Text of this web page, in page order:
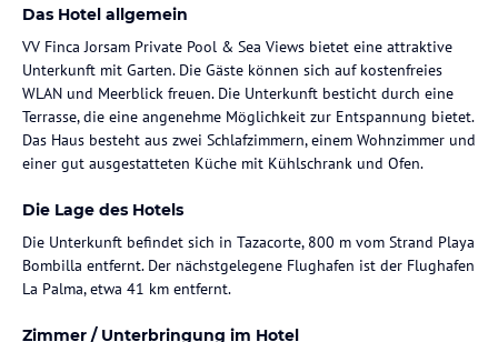
Das Hotel allgemein
VV Finca Jorsam Private Pool & Sea Views bietet eine attraktive
Unterkunft mit Garten. Die Gäste können sich auf kostenfreies
WLAN und Meerblick freuen. Die Unterkunft besticht durch eine
Terrasse, die eine angenehme Möglichkeit zur Entspannung bietet.
Das Haus besteht aus zwei Schlafzimmern, einem Wohnzimmer und
einer gut ausgestatteten Küche mit Kühlschrank und Ofen.
Die Lage des Hotels
Die Unterkunft befindet sich in Tazacorte, 800 m vom Strand Playa
Bombilla entfernt. Der nächstgelegene Flughafen ist der Flughafen
La Palma, etwa 41 km entfernt.
Zimmer / Unterbringung im Hotel